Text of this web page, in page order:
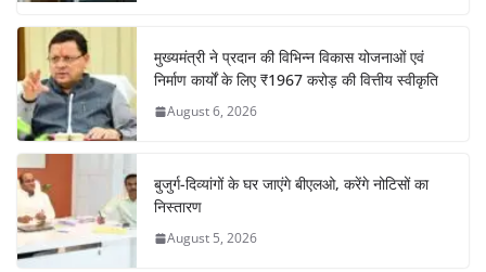
मुख्यमंत्री ने प्रदान की विभिन्न विकास योजनाओं एवं
निर्माण कार्यों के लिए ₹1967 करोड़ की वित्तीय स्वीकृति
August 6, 2026
बुजुर्ग-दिव्यांगों के घर जाएंगे बीएलओ, करेंगे नोटिसों का
निस्तारण
August 5, 2026